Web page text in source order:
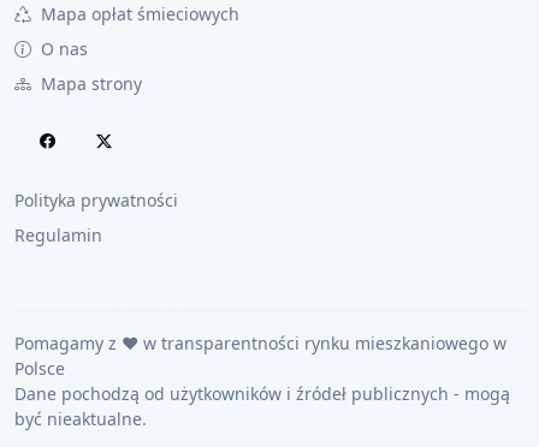
Mapa opłat śmieciowych
O nas
Mapa strony
Polityka prywatności
Regulamin
Pomagamy z ❤️ w transparentności rynku mieszkaniowego w
Polsce
Dane pochodzą od użytkowników i źródeł publicznych - mogą
być nieaktualne.